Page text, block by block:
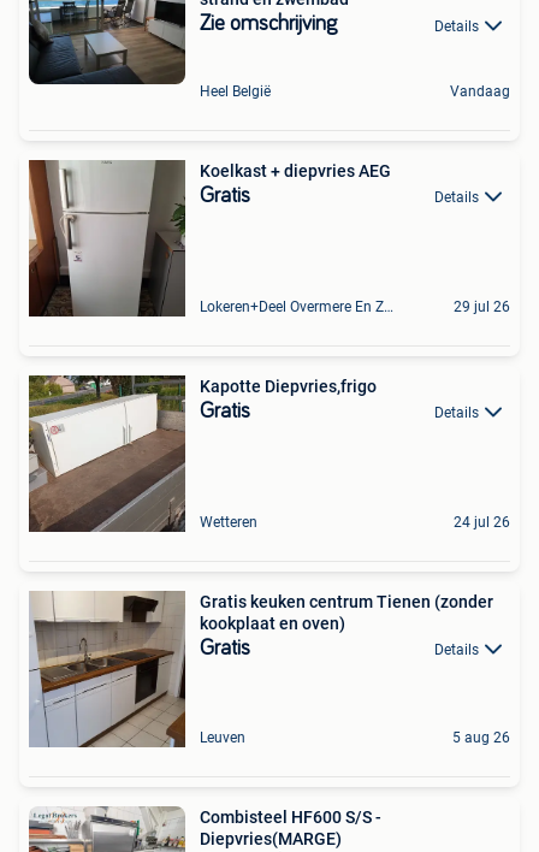
Zie omschrijving Details
Heel België Vandaag
Koelkast + diepvries AEG
Gratis Details
Lokeren+Deel Overmere En Zele 29 jul 26
Kapotte Diepvries,frigo
Gratis Details
Wetteren 24 jul 26
Gratis keuken centrum Tienen (zonder
kookplaat en oven)
Gratis Details
Leuven 5 aug 26
Combisteel HF600 S/S -
Diepvries(MARGE)